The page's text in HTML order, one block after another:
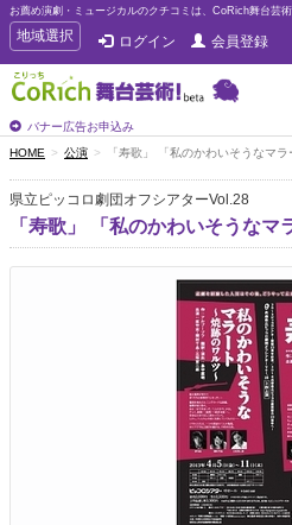
お薦め演劇・ミュージカルのクチコミは、CoRich舞台芸術
T
o
g
g
e
n
a
v
地域選択 ログイン 会員登録
バナー広告お申込み
HOME 公演 「寿歌」 「私のかわいそうなマラ
県立ピッコロ劇団オフシアターVol.28
「寿歌」 「私のかわいそうなマ